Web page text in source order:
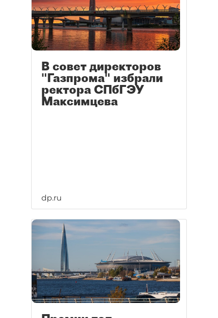
В совет директоров
"Газпрома" избрали
ректора СПбГЭУ
Максимцева
dp.ru